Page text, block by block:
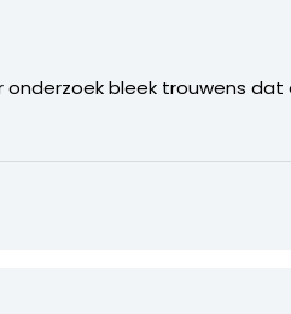
bleek trouwens